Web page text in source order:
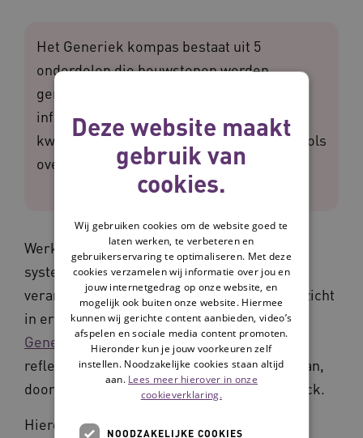
Het Generiek kompas bestaat uit 5
onderdelen die bouwstenen worden
genoemd. Op deze pagina vind je meer
informatie over bouwsteen 5: Inzicht in
kwaliteit. Ook krijg je een overzicht van tools
over deze bouwsteen.
Werken aan kwaliteit is een continu en
systematisch proces van verbeteren,
veranderen en verantwoorden. Daarbij is inzicht
in ervaren en geboden kwaliteit nodig. Het
Generiek kompasstimuleert het samen
reflecteren op wat goed gaat en wat beter kan,
door middel van data, ervaringen en feedback.
Hieronder vind je een tool die hoort bij
Deze website maakt
gebruik van
cookies.
Wij gebruiken cookies om de website goed te
laten werken, te verbeteren en
gebruikerservaring te optimaliseren. Met deze
cookies verzamelen wij informatie over jou en
jouw internetgedrag op onze website, en
mogelijk ook buiten onze website. Hiermee
kunnen wij gerichte content aanbieden, video’s
afspelen en sociale media content promoten.
Hieronder kun je jouw voorkeuren zelf
instellen. Noodzakelijke cookies staan altijd
aan. Lees meer hierover in onze
cookieverklaring.
NOODZAKELIJKE COOKIES